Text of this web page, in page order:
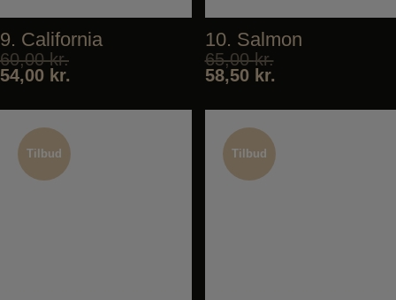
9. California
60,00kr.
54,00 kr.
10. Salmon
65,00kr.
58,50 kr.
Tilbud
Tilbud
Tilbud
Tilbud